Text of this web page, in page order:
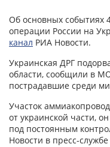
Об основных событиях
операции России на
канал РИА Новости.
Украинская ДРГ
области, сообщили в
пострадавшие среди
Участок
от украинской части,
под постоянным
Новости в пресс-